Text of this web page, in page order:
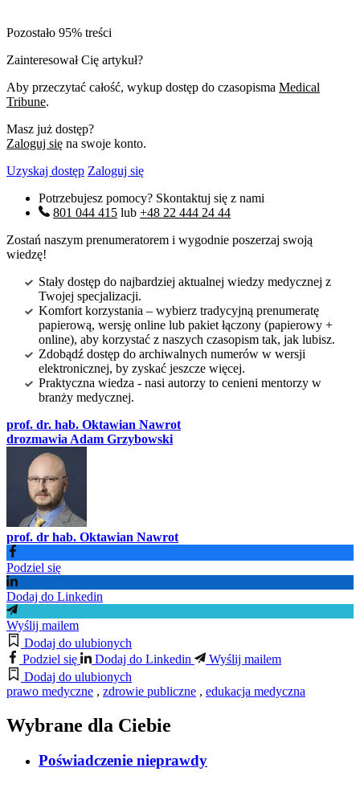
Pozostało 95% treści
Zainteresował Cię artykuł?
Aby przeczytać całość, wykup dostęp do czasopisma Medical
Tribune.
Masz już dostęp?
Zaloguj się na swoje konto.
Uzyskaj dostęp Zaloguj się
Potrzebujesz pomocy? Skontaktuj się z nami
801 044 415 lub +48 22 444 24 44
Zostań naszym prenumeratorem i wygodnie poszerzaj swoją
wiedzę!
Stały dostęp do najbardziej aktualnej wiedzy medycznej z
Twojej specjalizacji.
Komfort korzystania – wybierz tradycyjną prenumeratę
papierową, wersję online lub pakiet łączony (papierowy +
online), aby korzystać z naszych czasopism tak, jak lubisz.
Zdobądź dostęp do archiwalnych numerów w wersji
elektronicznej, by zyskać jeszcze więcej.
Praktyczna wiedza - nasi autorzy to cenieni mentorzy w
branży medycznej.
prof. dr. hab. Oktawian Nawrot
drozmawia Adam Grzybowski
prof. dr hab. Oktawian Nawrot
Podziel się
Dodaj do Linkedin
Wyślij mailem
Dodaj do ulubionych
Podziel się
Dodaj do Linkedin
Wyślij mailem
Dodaj do ulubionych
prawo medyczne , zdrowie publiczne , edukacja medyczna
Wybrane dla Ciebie
Poświadczenie nieprawdy